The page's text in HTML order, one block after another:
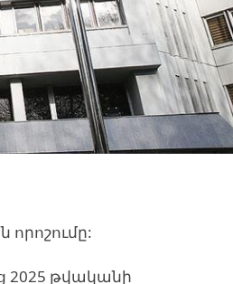
որոշումը:
2025 թվականի